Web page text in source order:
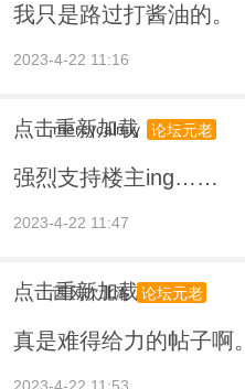
我只是路过打酱油的。
2023-4-22 11:16
点击重新加载
mercycalmly 论坛元老
强烈支持楼主ing……
2023-4-22 11:47
点击重新加载
西风吹北洛 论坛元老
真是难得给力的帖子啊。